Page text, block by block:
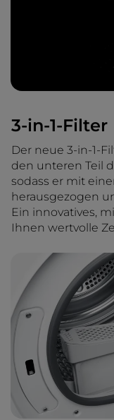
3-in-1-Filter
Der neue 3-in-1-
den unteren Teil
sodass er mit
herausgezogen
Ein innovatives,
Ihnen wertvolle